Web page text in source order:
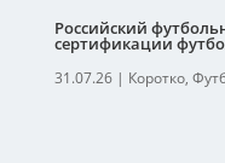
Российский
сертификации
31.07.26| Коротко,